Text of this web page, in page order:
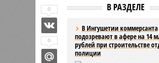
В РАЗДЕЛЕ
В Ингушетии коммерсанта
подозревают в афере на 14
рублей при строительстве
полиции
0
0